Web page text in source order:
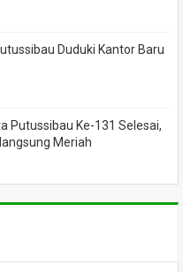
Duduki Kantor Baru
Putussibau Ke-131 Selesai,
Meriah